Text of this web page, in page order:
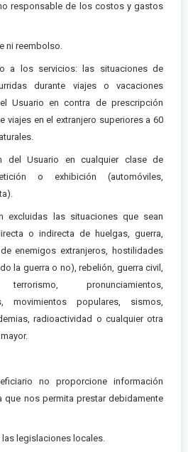
responsable de los costos y gastos
ni reembolso.
a los servicios: las situaciones de
durante viajes o vacaciones
Usuario en contra de prescripción
viajes en el extranjero superiores a 60
del Usuario en cualquier clase de
o exhibición (automóviles,
excluidas las situaciones que sean
o indirecta de huelgas, guerra,
enemigos extranjeros, hostilidades
la guerra o no), rebelión, guerra civil,
terrorismo, pronunciamientos,
movimientos populares, sismos,
radioactividad o cualquier otra
no proporcione información
que nos permita prestar debidamente
las legislaciones locales.